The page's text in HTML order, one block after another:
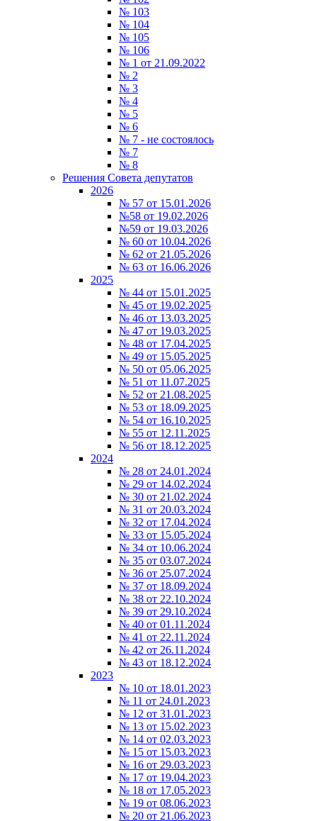
№ 103
№ 104
№ 105
№ 106
№ 1 от 21.09.2022
№ 2
№ 3
№ 4
№ 5
№ 6
№ 7 - не состоялось
№ 7
№ 8
Решения Совета депутатов
2026
№ 57 от 15.01.2026
№58 от 19.02.2026
№59 от 19.03.2026
№ 60 от 10.04.2026
№ 62 от 21.05.2026
№ 63 от 16.06.2026
2025
№ 44 от 15.01.2025
№ 45 от 19.02.2025
№ 46 от 13.03.2025
№ 47 от 19.03.2025
№ 48 от 17.04.2025
№ 49 от 15.05.2025
№ 50 от 05.06.2025
№ 51 от 11.07.2025
№ 52 от 21.08.2025
№ 53 от 18.09.2025
№ 54 от 16.10.2025
№ 55 от 12.11.2025
№ 56 от 18.12.2025
2024
№ 28 от 24.01.2024
№ 29 от 14.02.2024
№ 30 от 21.02.2024
№ 31 от 20.03.2024
№ 32 от 17.04.2024
№ 33 от 15.05.2024
№ 34 от 10.06.2024
№ 35 от 03.07.2024
№ 36 от 25.07.2024
№ 37 от 18.09.2024
№ 38 от 22.10.2024
№ 39 от 29.10.2024
№ 40 от 01.11.2024
№ 41 от 22.11.2024
№ 42 от 26.11.2024
№ 43 от 18.12.2024
2023
№ 10 от 18.01.2023
№ 11 от 24.01.2023
№ 12 от 31.01.2023
№ 13 от 15.02.2023
№ 14 от 02.03.2023
№ 15 от 15.03.2023
№ 16 от 29.03.2023
№ 17 от 19.04.2023
№ 18 от 17.05.2023
№ 19 от 08.06.2023
№ 20 от 21.06.2023